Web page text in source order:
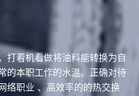
打着机看做将油料能转换为自
的本职工作的水温。正确对待
络职业 、高效率的的热交换